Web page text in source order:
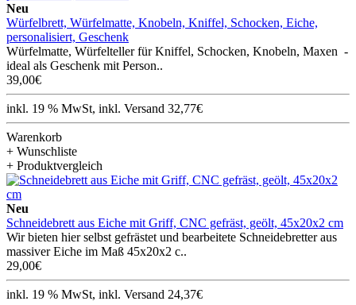
Neu
Würfelbrett, Würfelmatte, Knobeln, Kniffel, Schocken, Eiche,
personalisiert, Geschenk
Würfelmatte, Würfelteller für Kniffel, Schocken, Knobeln, Maxen -
ideal als Geschenk mit Person..
39,00€
inkl. 19 % MwSt, inkl. Versand 32,77€
Warenkorb
+ Wunschliste
+ Produktvergleich
Neu
Schneidebrett aus Eiche mit Griff, CNC gefräst, geölt, 45x20x2 cm
Wir bieten hier selbst gefrästet und bearbeitete Schneidebretter aus
massiver Eiche im Maß 45x20x2 c..
29,00€
inkl. 19 % MwSt, inkl. Versand 24,37€